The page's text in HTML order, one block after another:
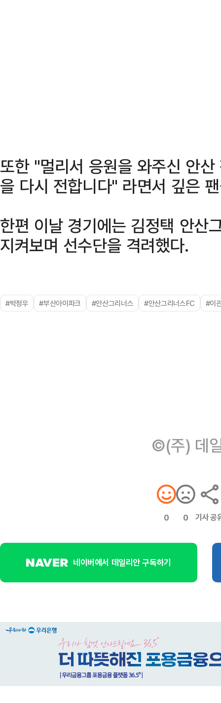
또한 "멀리서 응원을 와주신 안
을 다시 전합니다" 라면서 깊은
한편 이날 경기에는 김정택 안산
지켜보며 선수단을 격려했다.
#박정우 #부산아이파크 #안산그리너스 #안산그리너스FC #이
©(주) 데
0 0 기사 공
네이버에서 데일리안 구독하기